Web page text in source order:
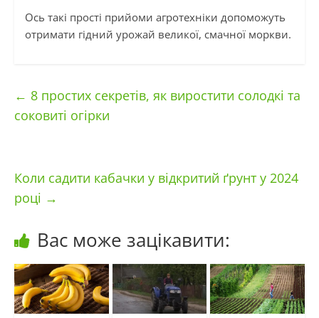
Ось такі прості прийоми агротехніки допоможуть
отримати гідний урожай великої, смачної моркви.
← 8 простих секретів, як виростити солодкі та
соковиті огірки
Коли садити кабачки у відкритий ґрунт у 2024
році →
Вас може зацікавити: